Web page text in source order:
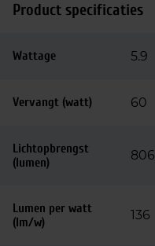
Product specificaties
Wattage 5.9
Vervangt (watt) 60
Lichtopbrengst
(lumen)
806
Lumen per watt
(lm/w)
136